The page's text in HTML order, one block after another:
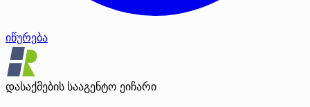
იწურება
დასაქმების სააგენტო ეიჩარი